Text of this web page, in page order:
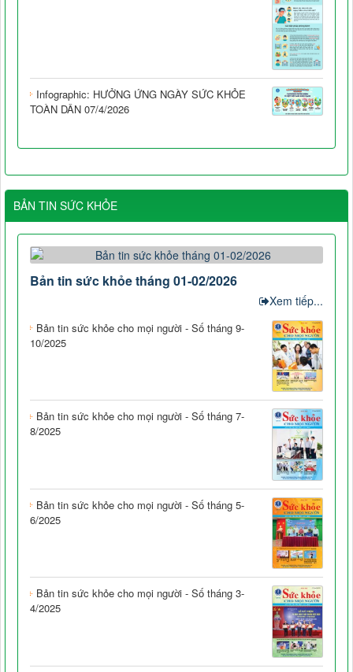
Infographic: HƯỞNG ỨNG NGÀY SỨC KHỎE
TOÀN DÂN 07/4/2026
BẢN TIN SỨC KHỎE
Bản tin sức khỏe tháng 01-02/2026
Xem tiếp...
Bản tin sức khỏe cho mọi người - Số tháng 9-
10/2025
Bản tin sức khỏe cho mọi người - Số tháng 7-
8/2025
Bản tin sức khỏe cho mọi người - Số tháng 5-
6/2025
Bản tin sức khỏe cho mọi người - Số tháng 3-
4/2025